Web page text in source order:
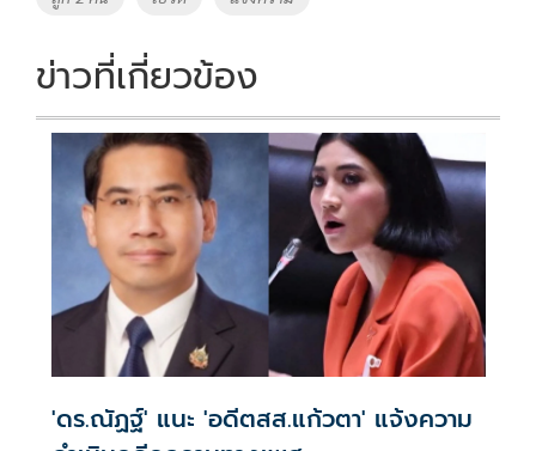
k k
ข่าวที่เกี่ยวข้อง
'ดร.ณัฏฐ์' แนะ 'อดีตสส.แก้วตา' แจ้งความ